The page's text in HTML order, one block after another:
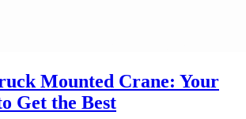
Mounted Crane: Your
Get the Best